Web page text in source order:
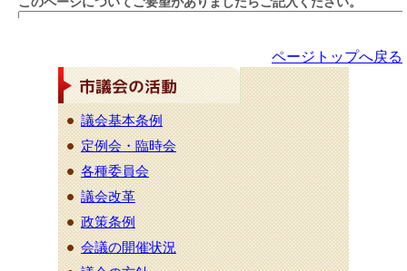
ページトップへ戻る
議会基本条例
定例会・臨時会
各種委員会
議会改革
政策条例
会議の開催状況